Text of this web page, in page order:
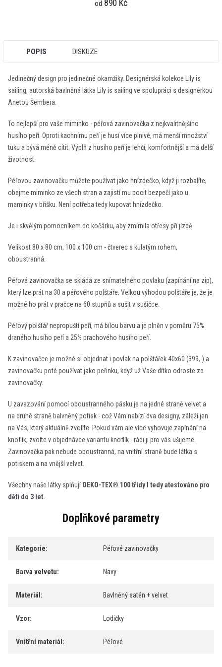
od 890 Kč
POPIS DISKUZE
Jedinečný design pro jedinečné okamžiky. Designérská kolekce Lily is
sailing, autorská bavlněná látka Lily is sailing ve spolupráci s designérkou
Anetou Šembera.
To nejlepší pro vaše miminko - péřová zavinovačka z nejkvalitnějšího
husího peří. Oproti kachnímu peří je husí více plnivé, má menší množství
tuku a bývá méně cítit. Výplň z husího peří je lehčí, komfortnější a má delší
životnost.
Péřovou zavinovačku můžete používat jako hnízdečko, když ji rozbalíte,
obejme miminko ze všech stran a zajistí mu pocit bezpečí jako u
maminky v břišku. Není potřeba tedy kupovat hnízdečko.
Je i skvělým pomocníkem do kočárku, aby zmírnila otřesy při jízdě.
Velikost 80 x 80 cm, 100 x 100 cm - čtverec s kulatým rohem,
oboustranná.
Péřová zavinovačka se skládá ze snímatelného povlaku (zapínání na zip),
který lze prát na 30 a péřového polštáře. Velkou výhodou polštáře je, že je
možné ho prát v pračce na 60 stupňů a sušit v sušičce.
Péřový polštář nepropuští peří, má bílou barvu a je plněn v poměru 75%
draného husího peří a 25% prachového husího peří.
K zavinovačce je možné si objednat i povlak na polštářek 40x60 (399,-) a
zavinovačku poté používat jako peřinku, když už Vaše dítko odroste ze
zavinovačky.
U zavazování pomocí oboustranného pásku je na jedné straně velvet a
na druhé straně balvněný potisk - což Vám nabízí dva designy, záleží jen
na Vás, který aktuálně zvolíte. Pokud vám ale více vyhovuje zapínání na
knoflík, zvolte v objednávce variantu knoflík - rádi ji pro vás ušijeme.
Zavinovačka pak nebude oboustranná, na vnitřní straně bude látka s
potiskem a na vnější velvet.
Všechny naše látky splňujíOEKO-TEX® 100 třídy I tedy atestováno pro
děti do 3 let.
Doplňkové parametry
Kategorie: Péřové zavinovačky
Barva velvetu: Navy
Materiál : Bavlněný satén + velvet
Vzor: Lodičky
Vnitřní materiál : Péřové